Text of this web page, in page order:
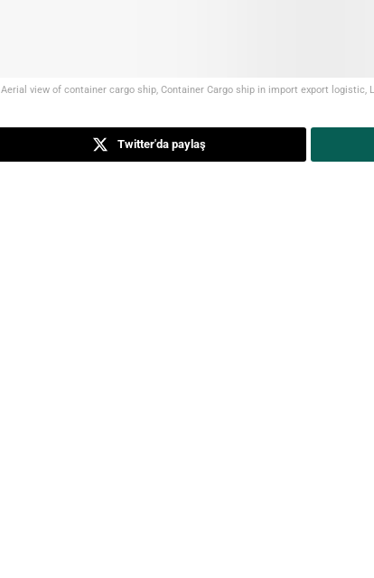
Aerial view of container cargo ship, Container Cargo ship in import export
Twitter'da paylaş